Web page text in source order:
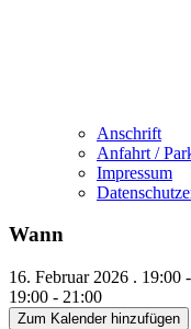
Anschrift
Anfahrt /
Impressum
Wann
16. Februar 2026 .
19:00 - 21:00
Zum Kalender hinzufügen